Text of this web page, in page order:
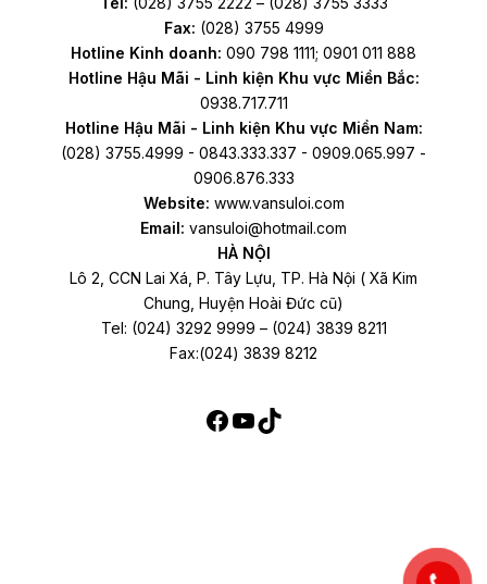
Fax: (028) 3755 4999
Hotline Kinh doanh: 090 798 1111; 0901 011 888
Hotline Hậu Mãi - Linh kiện Khu vực Miền Bắc:
0938.717.711
Hotline Hậu Mãi - Linh kiện Khu vực Miền Nam:
(028) 3755.4999 - 0843.333.337 - 0909.065.997 -
0906.876.333
Website: www.vansuloi.com
Email: vansuloi@hotmail.com
HÀ NỘI
Lô 2, CCN Lai Xá, P. Tây Lựu, TP. Hà Nội ( Xã Kim
Chung, Huyện Hoài Đức cũ)
Tel: (024) 3292 9999 – (024) 3839 8211
Fax:(024) 3839 8212